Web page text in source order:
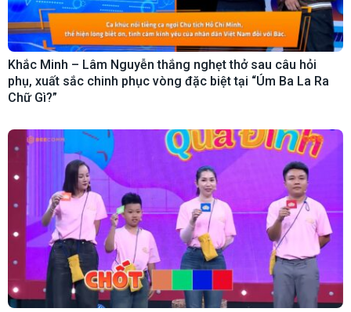
Khắc Minh – Lâm Nguyễn thắng nghẹt thở sau câu hỏi
phụ, xuất sắc chinh phục vòng đặc biệt tại “Úm Ba La Ra
Chữ Gì?”